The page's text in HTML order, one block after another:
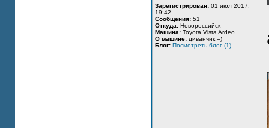
Зарегистрирован: 01 июл 2017,
19:42
Сообщения: 51
Откуда: Новороссийск
Машина: Toyota Vista Ardeo
О машине: диванчик =)
Блог: Посмотреть блог (1)